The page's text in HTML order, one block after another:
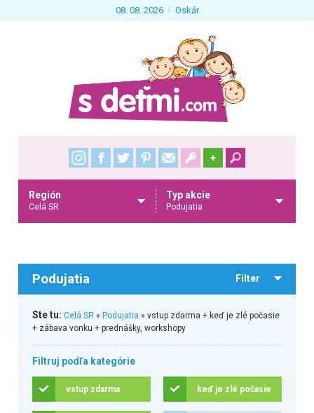
08. 08. 2026 Oskár
+
Región
Celá SR
Typ akcie
Podujatia
Podujatia Filter
Ste tu: Celá SR» Podujatia » vstup zdarma + keď je zlé počasie
+ zábava vonku + prednášky, workshopy
Filtruj podľa kategórie
vstup zdarma keď je zlé počasie